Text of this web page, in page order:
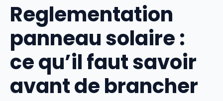
Reglementation
panneau solaire :
ce qu’il faut savoir
avant de brancher